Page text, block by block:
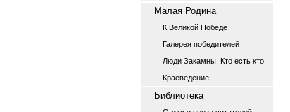
Малая Родина
К Великой Победе
Галерея победителей
Люди Закамны. Кто есть кто
Краеведение
Библиотека